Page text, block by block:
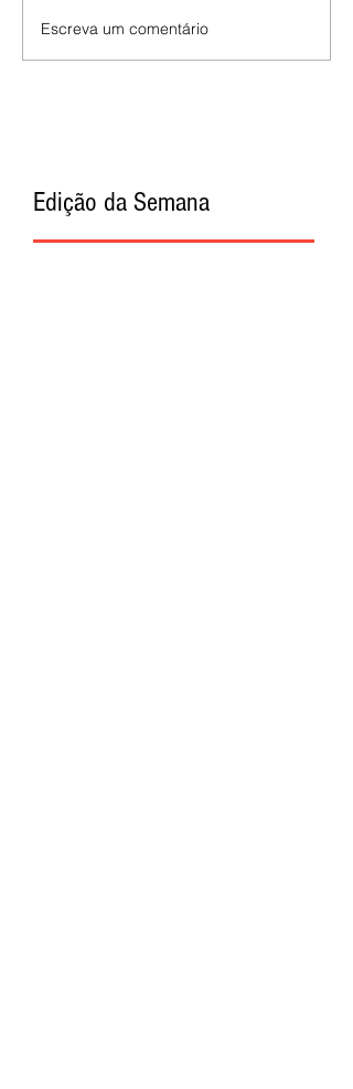
Escreva um comentário
Edição da Semana